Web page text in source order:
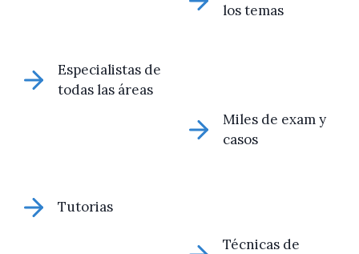
los temas
Especialistas de
todas las áreas
Miles de exam y
casos
Tutorias
Técnicas de